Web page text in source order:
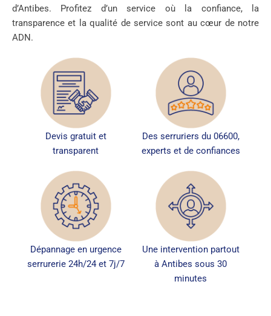
d’Antibes. Profitez d’un service où la confiance, la
transparence et la qualité de service sont au cœur de notre
ADN.
Devis gratuit et
transparent
Des serruriers du 06600,
experts et de confiances
Dépannage en urgence
serrurerie 24h/24 et 7j/7
Une intervention partout
à Antibes sous 30
minutes